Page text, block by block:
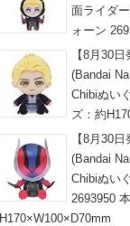
面ライダ
ォーン
【8月30
(Bandai
Chibiぬい
ズ：約
【8月30
(Bandai
Chibiぬい
2693950
H170×W100×D70mm